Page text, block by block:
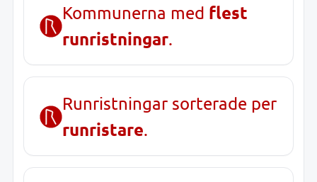
Kommunerna med flest
runristningar.
Runristningar sorterade per
runristare.